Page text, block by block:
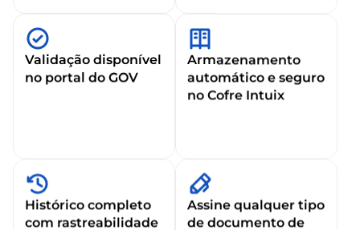
Validação disponível
no portal do GOV
Armazenamento
automático e seguro
no Cofre Intuix
Histórico completo
com rastreabilidade
Assine qualquer tipo
de documento de